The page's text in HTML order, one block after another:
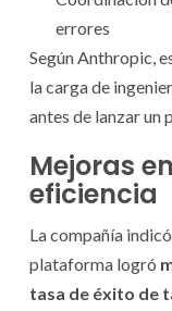
errores
Según Anthropic,
la carga de
antes de lanzar un
Mejoras
eficiencia
La compañía
plataforma logró
tasa de éxito de